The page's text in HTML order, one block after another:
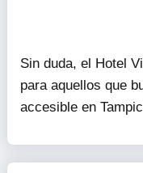
Sin duda, el Hotel
para aquellos que
accesible en